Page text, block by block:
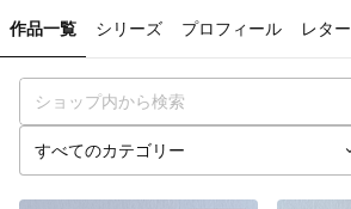
作品一覧 シリーズ プロフィール レター